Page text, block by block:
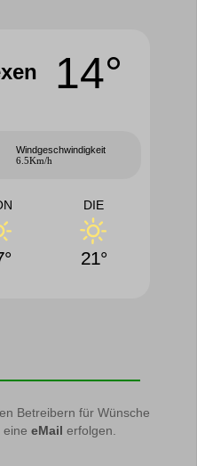
14°
Windgeschwindigkeit
6.5Km/h
DIE
21°
Betreibern für Wünsche
eine eMail erfolgen.